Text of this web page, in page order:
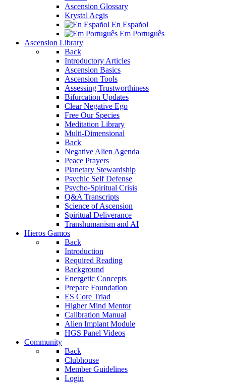
Ascension Glossary
Krystal Aegis
En Español
Em Português
Ascension Library
Back
Introductory Articles
Ascension Basics
Ascension Tools
Assessing Trustworthiness
Bifurcation Updates
Clear Negative Ego
Free Our Species
Meditation Library
Multi-Dimensional
Back
Negative Alien Agenda
Peace Prayers
Planetary Stewardship
Psychic Self Defense
Psycho-Spiritual Crisis
Q&A Transcripts
Science of Ascension
Spiritual Deliverance
Transhumanism and AI
Hieros Gamos
Back
Introduction
Required Reading
Background
Energetic Concepts
Prepare Foundation
ES Core Triad
Higher Mind Mentor
Calibration Manual
Alien Implant Module
HGS Panel Videos
Community
Back
Clubhouse
Member Guidelines
Login